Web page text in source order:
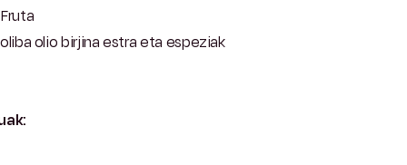
Fruta
oliba olio birjina estra eta espeziak